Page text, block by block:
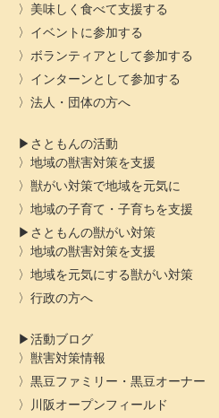
美味しく食べて支援する
イベントに参加する
ボランティアとして参加する
インターンとして参加する
法人・団体の方へ
さともんの活動
地域の獣害対策を支援
獣がい対策で地域を元気に
地域の子育て・子育ちを支援
さともんの獣がい対策
地域の獣害対策を支援
地域を元気にする獣がい対策
行政の方へ
活動ブログ
獣害対策情報
黒豆ファミリー・黒豆オーナー
川阪オープンフィールド